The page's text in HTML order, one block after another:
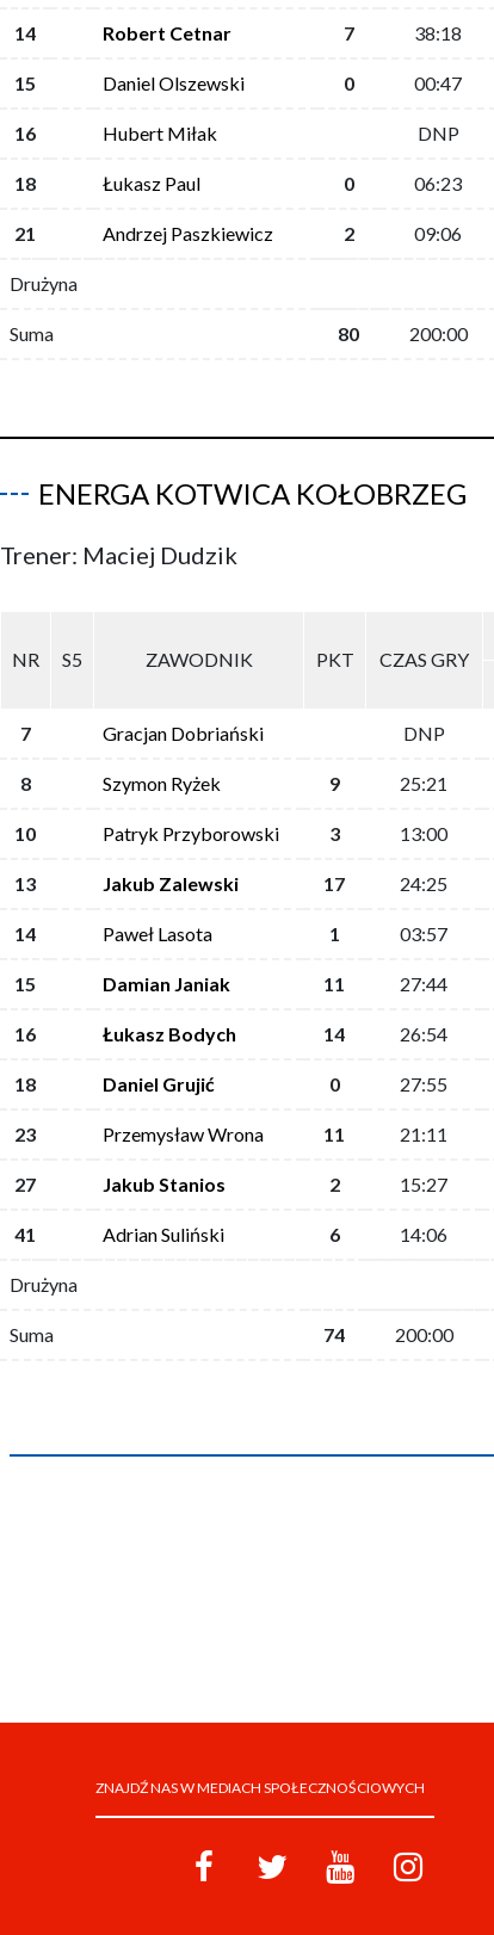
14 Robert Cetnar 7 38:18
15 Daniel Olszewski 0 00:47
16 Hubert Miłak DNP
18 Łukasz Paul 0 06:23
21 Andrzej Paszkiewicz 2 09:06
Drużyna
Suma 80 200:00
ENERGA KOTWICA KOŁOBRZEG
Trener: Maciej Dudzik
NR S5 ZAWODNIK PKT CZAS GRY
7 Gracjan Dobriański DNP
8 Szymon Ryżek 9 25:21
10 Patryk Przyborowski 3 13:00
13 Jakub Zalewski 17 24:25
14 Paweł Lasota 1 03:57
15 Damian Janiak 11 27:44
16 Łukasz Bodych 14 26:54
18 Daniel Grujić 0 27:55
23 Przemysław Wrona 11 21:11
27 Jakub Stanios 2 15:27
41 Adrian Suliński 6 14:06
Drużyna
Suma 74 200:00
ZNAJDŹ NAS W MEDIACH SPOŁECZNOŚCIOWYCH